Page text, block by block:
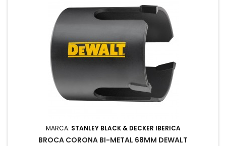
MARCA: STANLEY BLACK & DECKER IBERICA
BROCA CORONA BI-METAL 68MM DEWALT